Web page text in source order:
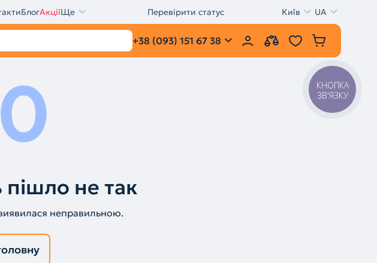
БлогАкціїЩе Перевірити статус Київ UA
+38 (093) 151 67 38
0
не так
неправильною.
КНОПКА
ЗВ'ЯЗКУ